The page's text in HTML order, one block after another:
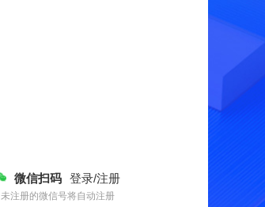
微信扫码 登录/注册
未注册的微信号将自动注册